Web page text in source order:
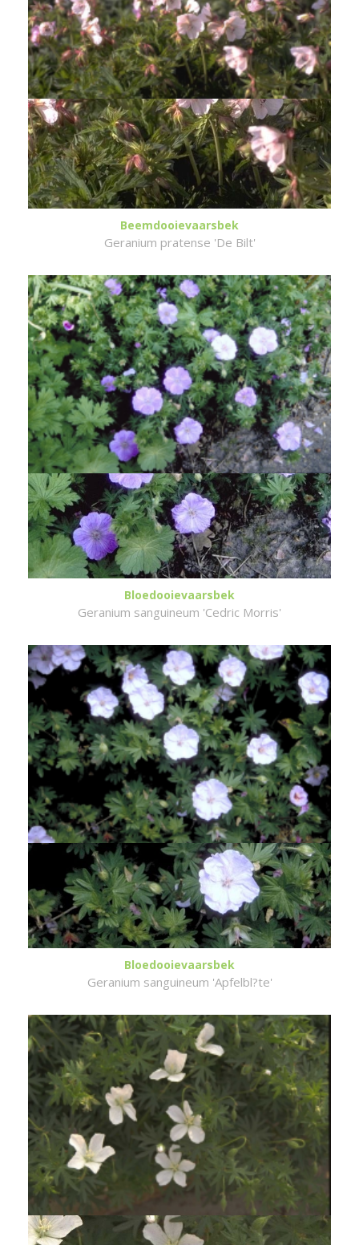
Beemdooievaarsbek
Geranium pratense 'De Bilt'
Bloedooievaarsbek
Geranium sanguineum 'Cedric Morris'
Bloedooievaarsbek
Geranium sanguineum 'Apfelbl?te'